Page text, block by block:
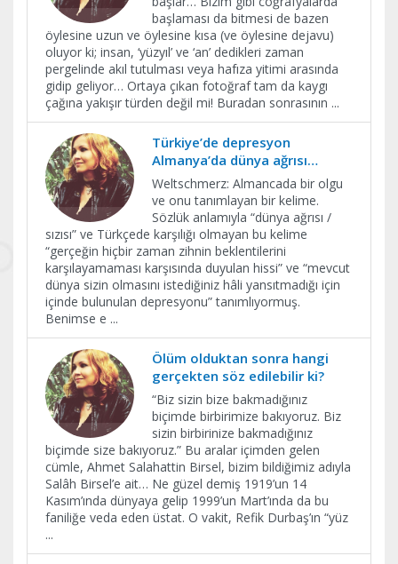
başlaması da bitmesi de bazen
öylesine uzun ve öylesine kısa (ve öylesine dejavu)
oluyor ki; insan, ‘yüzyıl’ ve ‘an’ dedikleri zaman
pergelinde akıl tutulması veya hafıza yitimi arasında
gidip geliyor… Ortaya çıkan fotoğraf tam da kaygı
çağına yakışır türden değil mi! Buradan sonrasının ...
Türkiye’de depresyon
Almanya’da dünya ağrısı…
Weltschmerz: Almancada bir olgu
ve onu tanımlayan bir kelime.
Sözlük anlamıyla “dünya ağrısı /
sızısı” ve Türkçede karşılığı olmayan bu kelime
“gerçeğin hiçbir zaman zihnin beklentilerini
karşılayamaması karşısında duyulan hissi” ve “mevcut
dünya sizin olmasını istediğiniz hâli yansıtmadığı için
içinde bulunulan depresyonu” tanımlıyormuş.
Benimse e ...
Ölüm olduktan sonra hangi
gerçekten söz edilebilir ki?
“Biz sizin bize bakmadığınız
biçimde birbirimize bakıyoruz. Biz
sizin birbirinize bakmadığınız
biçimde size bakıyoruz.” Bu aralar içimden gelen
cümle, Ahmet Salahattin Birsel, bizim bildiğimiz adıyla
Salâh Birsel’e ait… Ne güzel demiş 1919’un 14
Kasım’ında dünyaya gelip 1999’un Mart’ında da bu
faniliğe veda eden üstat. O vakit, Refik Durbaş’ın “yüz
...